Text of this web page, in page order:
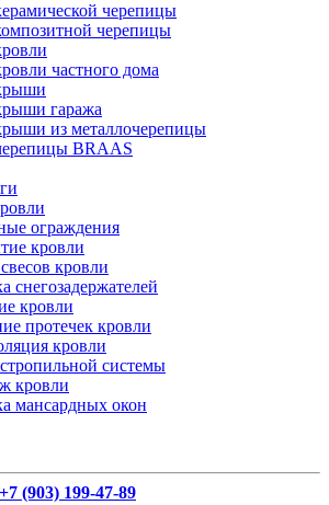
черепицы
черепицы
частного дома
гаража
из металлочерепицы
BRAAS
ограждения
кровли
кровли
снегозадержателей
кровли
протечек кровли
кровли
системы
кровли
мансардных окон
+7 (903) 199-47-89